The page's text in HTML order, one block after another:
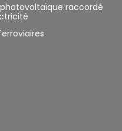
photovoltaïque raccordé